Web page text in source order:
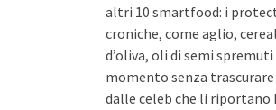
altri 10 smartfood: i
croniche, come aglio,
d’oliva, oli di semi
momento senza
dalle celeb che li riportano